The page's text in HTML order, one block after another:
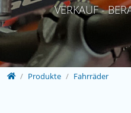
VERKAUF -
HomeProdukte Fahrräder